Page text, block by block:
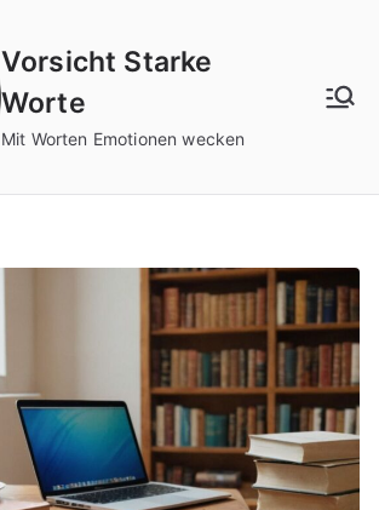
Vorsicht Starke
Worte
Mit Worten Emotionen wecken